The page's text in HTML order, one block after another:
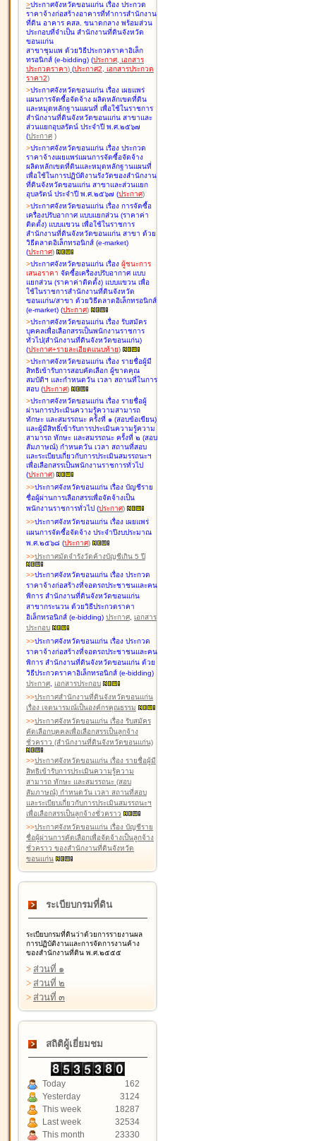
>ประกาศจังหวัดขอนแก่น เรื่อง ประกวด
ราคาจ้างก่อสร้างอาคารที่ทำการสำนักงาน
ที่ดิน อาคาร คสล. ขนาดกลาง พร้อมส่วน
ประกอบที่จำเป็น สำนักงานที่ดินจังหวัด
ขอนแก่น
สาขาชุมแพ ด้วยวิธีประกวดราคาอิเล็ก
ทรอนิกส์ (e-bidding) (ประกาศ, เอกสาร
ประกวดราคา) (ประกาศ2, เอกสารประกวด
ราคา2)
>ประกาศจังหวัดขอนแก่น เรื่อง เผยแพร่
แผนการจัดซื้อจัดจ้าง ผลิตหลักเขตที่ดิน
และหมุดหลักฐานแผนที่ เพื่อใช้ในราชการ
สำนักงานที่ดินจังหวัดขอนแก่น สาขาและ
ส่วนแยกอุบลรัตน์ ประจำปี พ.ศ.๒๕๖๗
(ประกาศ )
>ประกาศจังหวัดขอนแก่น เรื่อง ประกวด
ราคาจ้างเผยแพร่แผนการจัดซื้อจัดจ้าง
ผลิตหลักเขตที่ดินและหมุดหลักฐานแผนที่
เพื่อใช้ในการปฏิบัติงานรังวัดของสำนักงาน
ที่ดินจังหวัดขอนแก่น สาขาและส่วนแยก
อุบลรัตน์ ประจำปี พ.ศ.๒๕๖๗ (ประกาศ)
>ประกาศจังหวัดขอนแก่น เรื่อง การจัดซื้อ
เครื่องปรับอากาศ แบบแยกส่วน (ราคาค่า
ติดตั้ง) แบบแขวน เพื่อใช้ในราชการ
สำนักงานที่ดินจังหวัดขอนแก่น สาขา ด้วย
วิธีตลาดอิเล็กทรอนิกส์ (e-market)
(ประกาศ)
>ประกาศจังหวัดขอนแก่น เรื่อง ผู้ชนะการ
เสนอราคา จัดซื้อเครื่องปรับอากาศ แบบ
แยกส่วน (ราคาค่าติดตั้ง) แบบแขวน เพื่อ
ใช้ในราชการสำนักงานที่ดินจังหวัด
ขอนแก่น/สาขา ด้วยวิธีตลาดอิเล็กทรอนิกส์
(e-market) (ประกาศ)
>ประกาศจังหวัดขอนแก่น เรื่อง รับสมัคร
บุคคลเพื่อเลือกสรรเป็นพนักงานราชการ
ทั่วไป(สำนักงานที่ดินจังหวัดขอนแก่น)
(ประกาศ+รายละเอียดแนบท้าย)
>ประกาศจังหวัดขอนแก่น เรื่อง รายชื่อผู้มี
สิทธิเข้ารับการสอบคัดเลือก ผู้ขาดคุณ
สมบัติฯ และกำหนดวัน เวลา สถานที่ในการ
สอบ (ประกาศ)
>ประกาศจังหวัดขอนแก่น เรื่อง รายชื่อผู้
ผ่านการประเมินความรู้ความสามารถ
ทักษะ และสมรรถนะ ครั้งที่ ๑ (สอบข้อเขียน)
และผู้มีสิทธิ์เข้ารับการประเมินความรู้ความ
สามารถ ทักษะ และสมรรถนะ ครั้งที่ ๒ (สอบ
สัมภาษณ์) กำหนดวัน เวลา สถานที่สอบ
และระเบียบเกี่ยวกับการประเมินสมรรถนะฯ
เพื่อเลือกสรรเป็นพนักงานราชการทั่วไป
(ประกาศ)
>>ประกาศจังหวัดขอนแก่น เรื่อง บัญชีราย
ชื่อผู้ผ่านการเลือกสรรเพื่อจัดจ้างเป็น
พนักงานราชการทั่วไป (ประกาศ)
>>ประกาศจังหวัดขอนแก่น เรื่อง เผยแพร่
แผนการจัดซื้อจัดจ้าง ประจำปีงบประมาณ
พ.ศ.๒๕๖๘ (ประกาศ)
>>ประกาศมัดจำรังวัดค้างบัญชีเกิน 5 ปี
>>ประกาศจังหวัดขอนแก่น เรื่อง ประกวด
ราคาจ้างก่อสร้างที่จอดรถประชาชนและคน
พิการ สำนักงานที่ดินจังหวัดขอนแก่น
สาขากระนวน ด้วยวิธีประกวดราคา
อิเล็กทรอนิกส์ (e-bidding) ประกาศ, เอกสาร
ประกอบ
>>ประกาศจังหวัดขอนแก่น เรื่อง ประกวด
ราคาจ้างก่อสร้างที่จอดรถประชาชนและคน
พิการ สำนักงานที่ดินจังหวัดขอนแก่น ด้วย
วิธีประกวดราคาอิเล็กทรอนิกส์ (e-bidding)
ประกาศ, เอกสารประกอบ
>>ประกาศสำนักงานที่ดินจังหวัดขอนแก่น
เรื่อง เจตนารมณ์เป็นองค์กรคุณธรรม
>>ประกาศจังหวัดขอนแก่น เรื่อง รับสมัคร
คัดเลือกบุคคลเพื่อเลือกสรรเป็นลูกจ้าง
ชั่วคราว (สำนักงานที่ดินจังหวัดขอนแก่น)
>>ประกาศจังหวัดขอนแก่น เรื่อง รายชื่อผู้มี
สิทธิเข้ารับการประเมินความรู้ความ
สามารถ ทักษะ และสมรรถนะ (สอบ
สัมภาษณ์) กำหนดวัน เวลา สถานที่สอบ
และระเบียบเกี่ยวกับการประเมินสมรรถนะฯ
เพื่อเลือกสรรเป็นลูกจ้างชั่วคราว
>>ประกาศจังหวัดขอนแก่น เรื่อง บัญชีราย
ชื่อผู้ผ่านการคัดเลือกเพื่อจัดจ้างเป็นลูกจ้าง
ชั่วคราว ของสำนักงานที่ดินจังหวัด
ขอนแก่น
ระเบียบกรมที่ดิน
ระเบียบกรมที่ดินว่าด้วยการรายงานผล
การปฏิบัติงานและการจัดการงานค้าง
ของสำนักงานที่ดิน พ.ศ.๒๕๕๕
> ส่วนที่ ๑
> ส่วนที่ ๒
> ส่วนที่ ๓
สถิติผู้เยี่ยมชม
Today
162
Yesterday
3124
This week
18287
Last week
32534
This month
23330